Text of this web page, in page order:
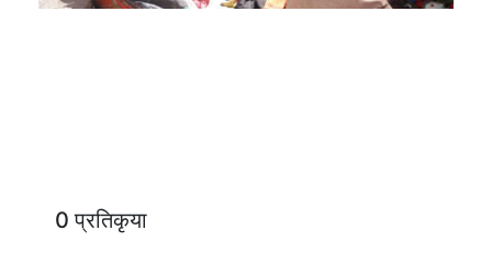
0 प्रतिकृया